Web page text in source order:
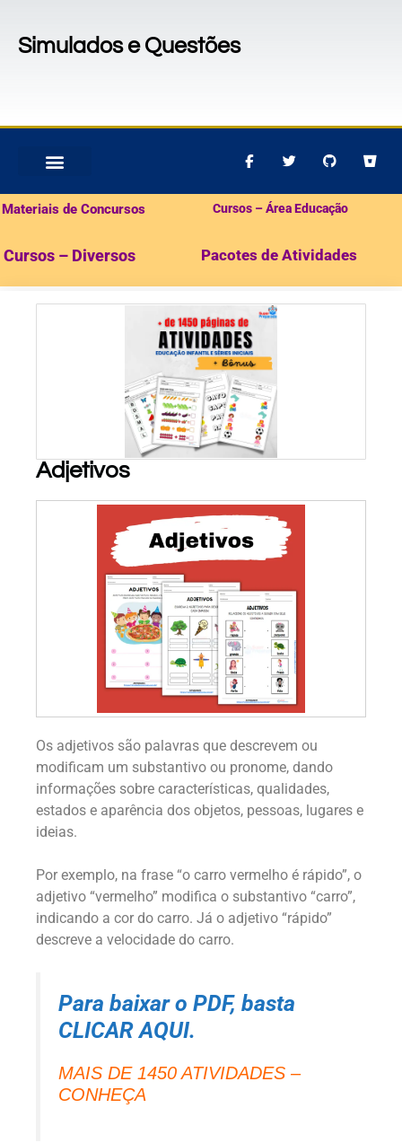
Simulados e Questões
Materiais de Concursos Cursos – Área Educação
Cursos – Diversos Pacotes de Atividades
PARA BAIXAR!
Adjetivos
Os adjetivos são palavras que descrevem ou
modificam um substantivo ou pronome, dando
informações sobre características, qualidades,
estados e aparência dos objetos, pessoas, lugares e
ideias.
Por exemplo, na frase “o carro vermelho é rápido”, o
adjetivo “vermelho” modifica o substantivo “carro”,
indicando a cor do carro. Já o adjetivo “rápido”
descreve a velocidade do carro.
Para baixar o PDF, basta
CLICAR AQUI.
MAIS DE 1450 ATIVIDADES –
CONHEÇA